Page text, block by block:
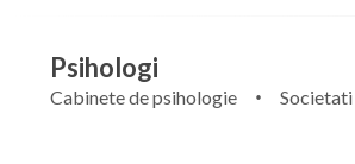
Psihologi
Cabinete de psihologie